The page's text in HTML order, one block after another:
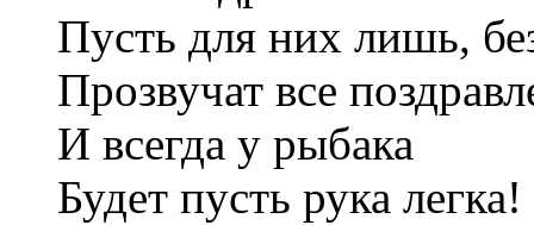
Пусть для них лишь,
Прозвучат все
И всегда у рыбака
Будет пусть рука легка!